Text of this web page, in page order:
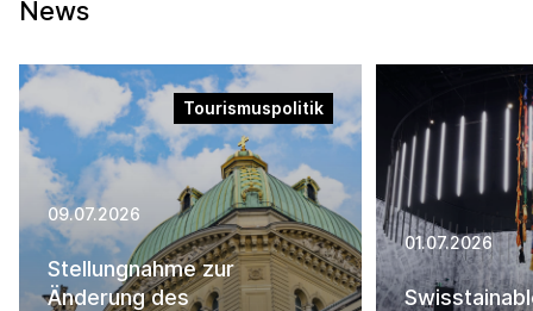
News
Tourismuspolitik
09.07.2026
Stellungnahme zur
Änderung des
01.07.2026